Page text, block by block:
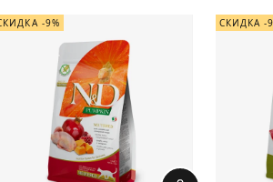
-9% СКИДКА -